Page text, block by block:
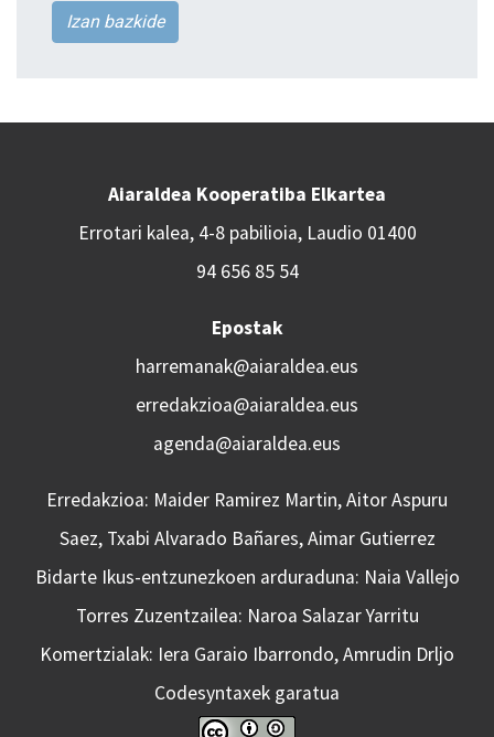
Izan bazkide
Aiaraldea Kooperatiba Elkartea
Errotari kalea, 4-8 pabilioia, Laudio 01400
94 656 85 54
Epostak
harremanak@aiaraldea.eus
erredakzioa@aiaraldea.eus
agenda@aiaraldea.eus
Erredakzioa: Maider Ramirez Martin, Aitor Aspuru
Saez, Txabi Alvarado Bañares, Aimar Gutierrez
Bidarte Ikus-entzunezkoen arduraduna: Naia Vallejo
Torres Zuzentzailea: Naroa Salazar Yarritu
Komertzialak: Iera Garaio Ibarrondo, Amrudin Drljo
Codesyntaxek garatua